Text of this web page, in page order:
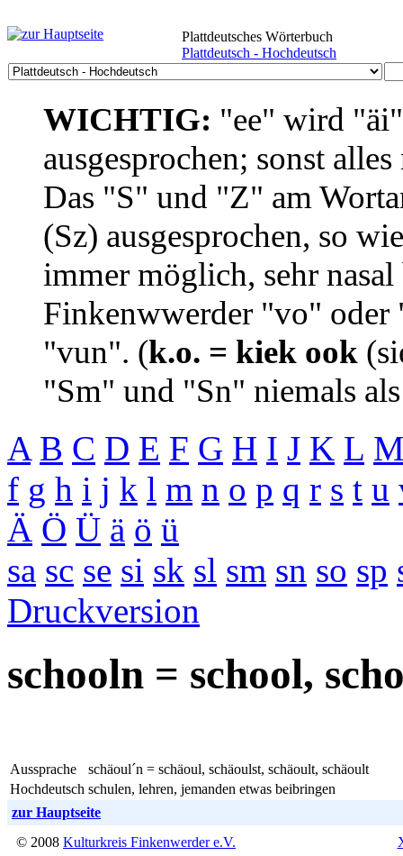
Plattdeutsches Wörterbuch
Plattdeutsch - Hochdeutsch
WICHTIG: "ee" wird
ausgesprochen; sonst
Das "S" und "Z" am
(Sz) ausgesprochen, so
immer möglich, sehr
Finkenwwerder "vo"
"vun". (k.o. = kiek ook
"Sm" und "Sn" niemals
A B C D E F G H I J K L
f g h i j k l m n o p q r s t u
Ä Ö Ü ä ö ü
sa sc se si sk sl sm sn so sp
Druckversion
schooln = school,
Aussprache
schäoul´n = schäoul, schäoulst, schäoult, schäoult
Hochdeutsch schulen, lehren, jemanden etwas beibringen
zur Hauptseite
© 2008 Kulturkreis Finkenwerder e.V.